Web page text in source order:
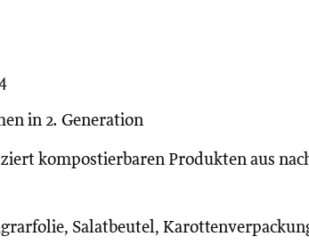
in 2. Generation
kompostierbaren Produkten aus
Salatbeutel,